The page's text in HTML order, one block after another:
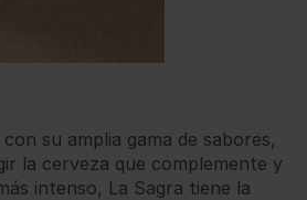
con su amplia gama de sabores,
la cerveza que complemente y
intenso, La Sagra tiene la